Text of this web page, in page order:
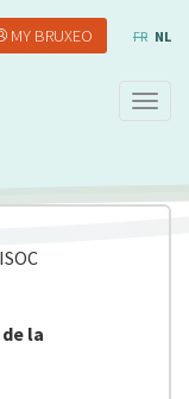
MY BRUXEO FR NL
la